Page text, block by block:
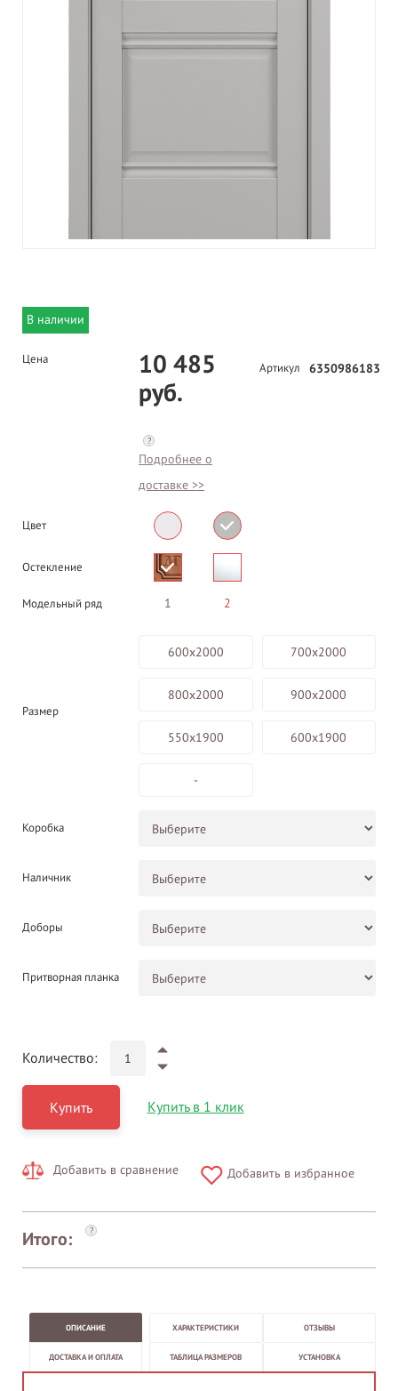
В наличии
Цена
10 485
руб.
?
Подробнее о
доставке >>
Артикул 6350986183
Цвет
Остекление
Модельный ряд 1 2
Размер
600х2000 700х2000
800х2000 900х2000
550х1900 600х1900
-
Коробка
Наличник
Доборы
Притворная планка
Количество:
Купить Купить в 1 клик
Добавить в сравнение Добавить в избранное
Итого: ?
ОПИСАНИЕ ХАРАКТЕРИСТИКИ ОТЗЫВЫ
ДОСТАВКА И ОПЛАТА ТАБЛИЦА РАЗМЕРОВ УСТАНОВКА